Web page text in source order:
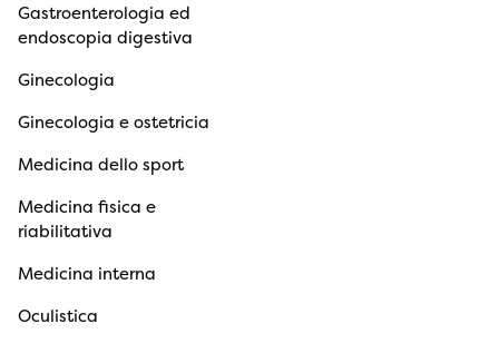
Gastroenterologia ed
endoscopia digestiva
Ginecologia
Ginecologia e ostetricia
Medicina dello sport
Medicina fisica e
riabilitativa
Medicina interna
Oculistica